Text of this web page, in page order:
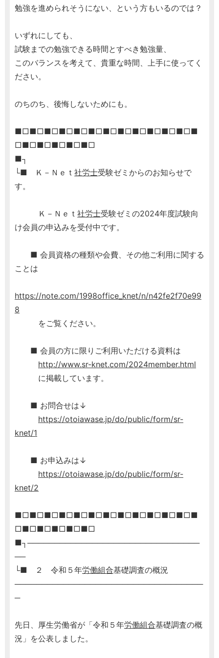
勉強を進められそうにない、という方もいるのでは？
いずれにしても、
試験までの勉強できる時間とすべき勉強量、
このバランスを考えて、貴重な時間、上手に使ってく
ださい。
のちのち、後悔しないためにも。
■□■□■□■□■□■□■□■□■□■□■□■□■
□■□■□■□■□■□
■┐
└■ Ｋ－Ｎｅｔ 社労士受験ゼミからのお知らせで
す。
Ｋ－Ｎｅｔ 社労士受験ゼミの2024年度試験向
け会員の申込みを受付中です。
■ 会員資格の種類や会費、その他ご利用に関する
ことは
https://note.com/1998office_knet/n/n42fe2f70e99
8
をご覧ください。
■ 会員の方に限りご利用いただける資料は
http://www.sr-knet.com/2024member.html
に掲載しています。
■ お問合せは↓
https://otoiawase.jp/do/public/form/sr-
knet/1
■ お申込みは↓
https://otoiawase.jp/do/public/form/sr-
knet/2
■□■□■□■□■□■□■□■□■□■□■□■□■
□■□■□■□■□■□
■┐────────────────────────────────
──
└■ ２ 令和５年労働組合基礎調査の概況
───────────────────────────────────
─
先日、厚生労働省が「令和５年労働組合基礎調査の概
況」を公表しました。